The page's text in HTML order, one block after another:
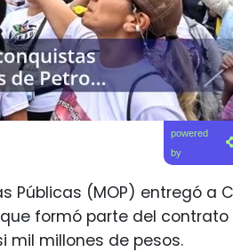
powered
by
Públicas (MOP) entregó a
formó parte del
mil millones de pesos.